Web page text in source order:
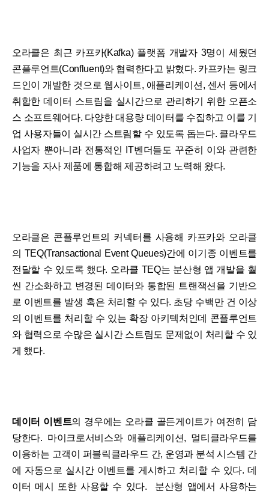
오라클은 최근 카프카(Kafka) 플랫폼 개발자 3명이 세웠던
콘플루언트(Confluent)와 협력한다고 밝혔다. 카프카는 링크
드인이 개발한 것으로 웹사이트, 애플리케이션, 센서 등에서
취합한 데이터 스트림을 실시간으로 관리하기 위한 오픈소
스 소프트웨어다. 다양한 대용량 데이터를 수집하고 이를 기
업 사용자들이 실시간 스트림할 수 있도록 돕는다. 클라우드
사업자 뿐아니라 전통적인 IT벤더들도 꾸준히 이와 관련한
기능을 자사 제품에 통합해 제공하려고 노력해 왔다.
오라클은 콘플루언트의 커넥터를 사용해 카프카와 오라클
의 TEQ(Transactional Event Queues)간에 이기종 이벤트를
전달할 수 있도록 했다. 오라클 TEQ는 분산형 앱 개발을 훨
씬 간소화하고 변경된 데이터와 통합된 트랜잭션을 기반으
로 이벤트를 발생 혹은 처리할 수 있다. 초당 수백만 건 이상
의 이벤트를 처리할 수 있는 확장 아키텍처인데 콘플루언트
와 협력으로 수많은 실시간 스트림도 문제없이 처리할 수 있
게 했다.
데이터 이벤트의 경우에는 오라클 골든게이트가 여전히 담
당한다. 마이크로서비스와 애플리케이션, 멀티클라우드를
이용하는 고객이 퍼블릭클라우드 간, 운영과 분석 시스템 간
에 자동으로 실시간 이벤트를 게시하고 처리할 수 있다. 데
이터 메시 또한 사용할 수 있다. 분산형 앱에서 사용하는